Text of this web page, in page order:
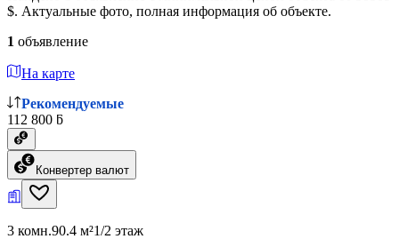
$. Актуальные фото, полная информация об объекте.
1 объявление
На карте
Рекомендуемые
112 800 ƃ
Конвертер валют
3 комн.90.4 м²1/2 этаж